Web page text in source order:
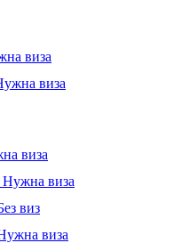
виза
виза
виза
Нужна виза
виз
виза